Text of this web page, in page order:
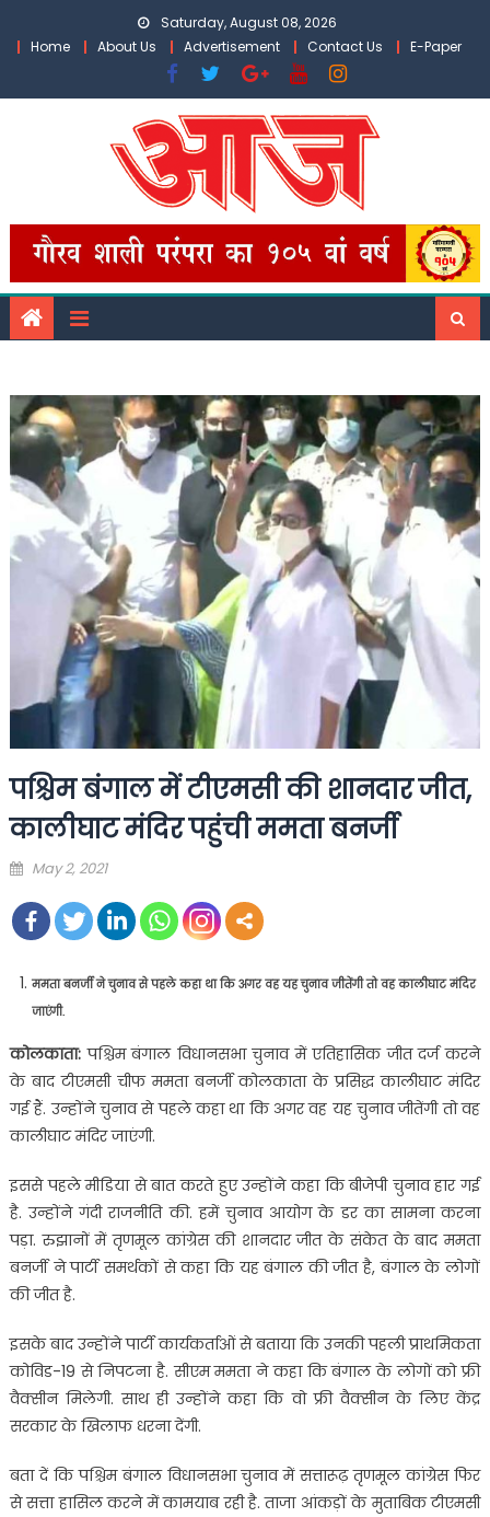
Saturday, August 08, 2026
Home
About Us Advertisement Contact Us E-Paper
पश्चिम बंगाल में टीएमसी की शानदार जीत,
कालीघाट मंदिर पहुंची ममता बनर्जी
Posted
May 2, 2021
ममता बनर्जी ने चुनाव से पहले कहा था कि अगर वह यह चुनाव जीतेंगी तो वह कालीघाट मंदिर
जाएंगी.
कोलकाता:पश्चिम बंगाल विधानसभा चुनाव में एतिहासिक जीत दर्ज करने
के बाद टीएमसी चीफ ममता बनर्जी कोलकाता के प्रसिद्ध कालीघाट मंदिर
गई हैं. उन्होंने चुनाव से पहले कहा था कि अगर वह यह चुनाव जीतेंगी तो वह
कालीघाट मंदिर जाएंगी.
इससे पहले मीडिया से बात करते हुए उन्होंने कहा कि बीजेपी चुनाव हार गई
है. उन्होंने गंदी राजनीति की. हमें चुनाव आयोग के डर का सामना करना
पड़ा. रुझानों में तृणमूल कांग्रेस की शानदार जीत के संकेत के बाद ममता
बनर्जी ने पार्टी समर्थकों से कहा कि यह बंगाल की जीत है, बंगाल के लोगों
की जीत है.
इसके बाद उन्होंने पार्टी कार्यकर्ताओं से बताया कि उनकी पहली प्राथमिकता
कोविड-19 से निपटना है. सीएम ममता ने कहा कि बंगाल के लोगों को फ्री
वैक्सीन मिलेगी. साथ ही उन्होंने कहा कि वो फ्री वैक्सीन के लिए केंद्र
सरकार के खिलाफ धरना देंगी.
बता दें कि पश्चिम बंगाल विधानसभा चुनाव में सत्तारूढ़ तृणमूल कांग्रेस फिर
से सत्ता हासिल करने में कामयाब रही है. ताजा आंकड़ों के मुताबिक टीएमसी